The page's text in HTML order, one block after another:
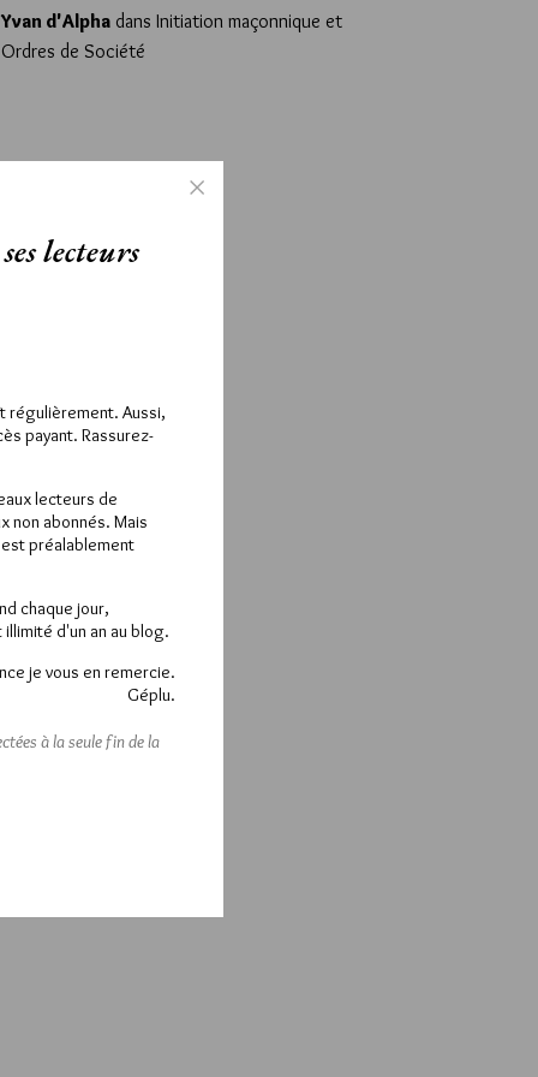
Yvan d'Alpha dans Initiation maçonnique et
Ordres de Société
lecteurs
régulièrement. Aussi,
payant. Rassurez-
lecteurs de
non abonnés. Mais
préalablement
chaque jour,
d'un an au blog.
je vous en remercie.
Géplu.
à la seule fin de la